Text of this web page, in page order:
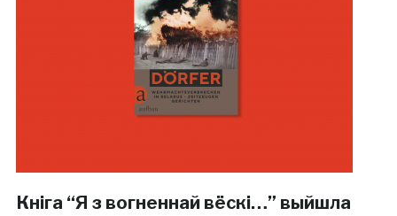
Кніга “Я з вогненнай вёскі…” выйшла